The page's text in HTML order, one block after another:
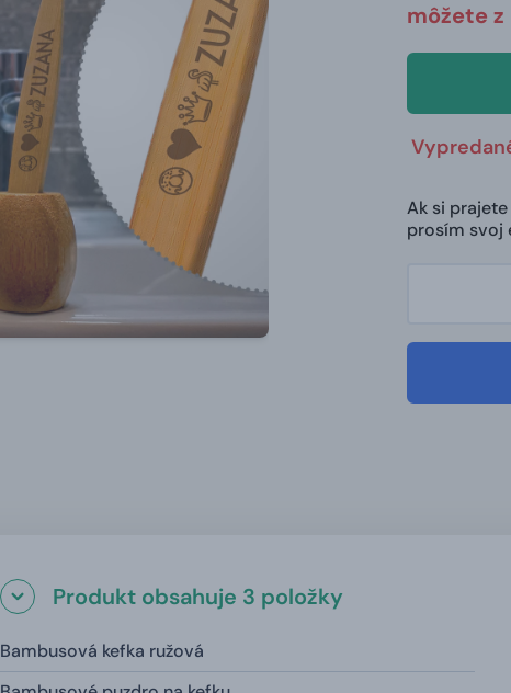
môžete
Ak si
prosím svoj
Produkt obsahuje 3 položky
Bambusová kefka ružová